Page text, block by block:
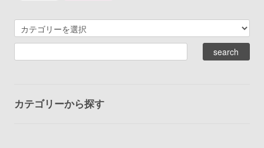
カテゴリーから探す